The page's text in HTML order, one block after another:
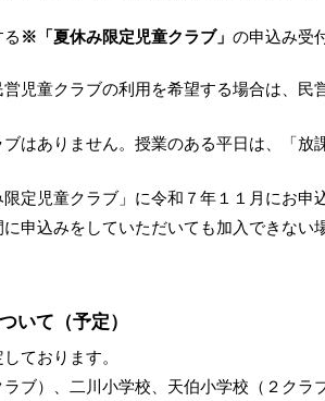
※「夏休み限定児童クラブ」 の申込み受
児童クラブの利用を希望する場合は、民
はありません。授業のある平日は、「放
定児童クラブ」に令和７年１１月にお申
申込みをしていただいても加入できない
いて（予定）
ております。
ブ）、二川小学校、天伯小学校 （２クラ